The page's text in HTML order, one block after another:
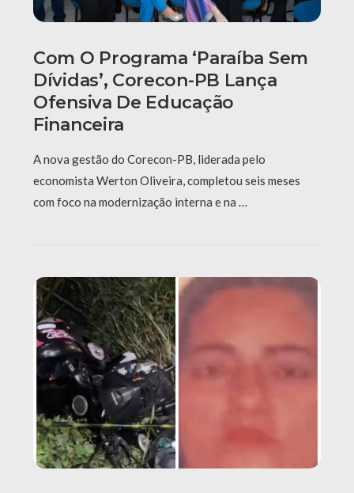
Com O Programa ‘Paraíba Sem
Dívidas’, Corecon-PB Lança
Ofensiva De Educação
Financeira
A nova gestão do Corecon-PB, liderada pelo
economista Werton Oliveira, completou seis meses
com foco na modernização interna e na …